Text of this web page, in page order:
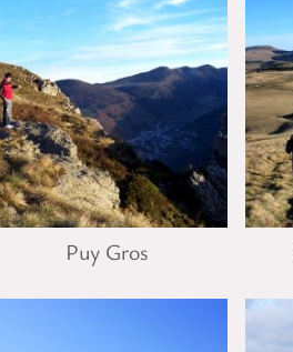
Puy Gros